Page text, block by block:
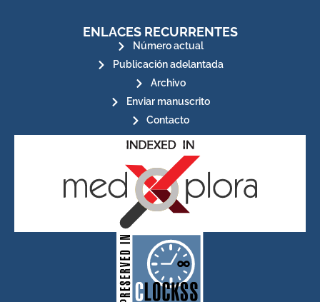
ENLACES RECURRENTES
Número actual
Publicación adelantada
Archivo
Enviar manuscrito
Contacto
CLOCKSS is a dak archive that
ensures the long-term survival
of web-based scholary
publications, governed by and
for its stakeholders.